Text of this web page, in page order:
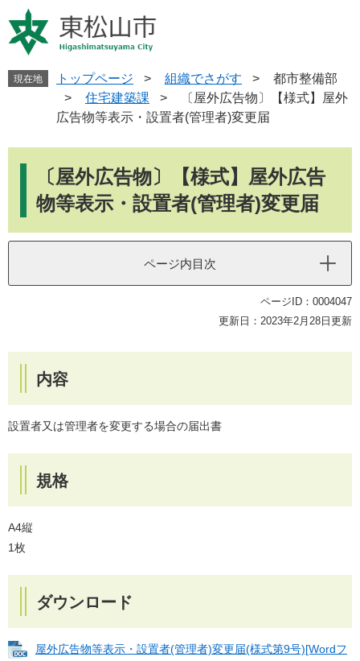
ー
ジ
ニ
ュ
現在地 トップページ > 組織でさがす >
都市整備部
>
住宅建築課 >
〔屋外広告物〕【様式】屋外
広告物等表示・設置者(管理者)変更届
〔屋外広告物〕【様式】屋外広告
物等表示・設置者(管理者)変更届
ページ内目次
ページID：0004047
更新日：2023年2月28日更新
内容
設置者又は管理者を変更する場合の届出書
規格
A4縦
1枚
ダウンロード
屋外広告物等表示・設置者(管理者)変更届(様式第9号)[Wordフ